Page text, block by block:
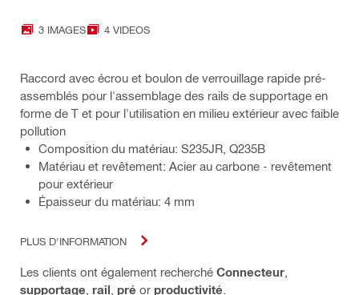
3 IMAGES 4 VIDEOS
Raccord avec écrou et boulon de verrouillage rapide pré-
assemblés pour l'assemblage des rails de supportage en
forme de T et pour l'utilisation en milieu extérieur avec faible
pollution
Composition du matériau: S235JR, Q235B
Matériau et revêtement: Acier au carbone - revêtement
pour extérieur
Épaisseur du matériau: 4 mm
PLUS D'INFORMATION
Les clients ont également recherché Connecteur
supportage rail pré or productivité